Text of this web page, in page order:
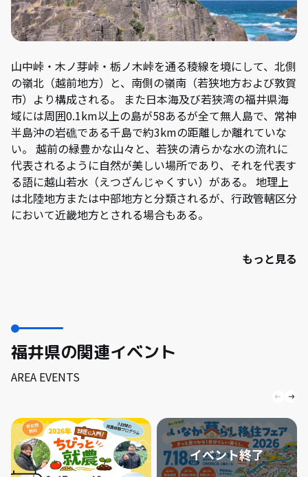
山中峠・木ノ芽峠・栃ノ木峠を通る稜線を境にして、北側
の嶺北（越前地方）と、南側の嶺南（若狭地方および敦賀
市）より構成される。 また日本海及び若狭湾の福井県海
域には周囲0.1km以上の島が58あるが全て無人島で、常神
半島沖の岩礁である千島で約3kmの距離しか離れていな
い。 越前の緑豊かな山々と、若狭の清らかな水の流れに
代表されるように自然が美しい場所であり、それを代表す
る語に越山若水（えつざんじゃくすい）がある。 地理上
は北陸地方または中部地方と分類されるが、行政管轄区分
において近畿地方とされる場合もある。
もっと見る
福井県の関連イベント
AREA EVENTS